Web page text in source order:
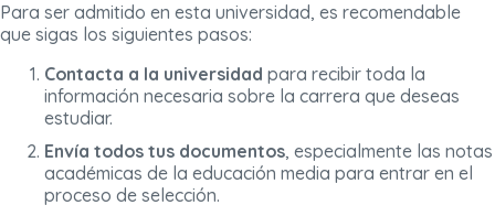
Para ser admitido en esta universidad, es recomendable
que sigas los siguientes pasos:
Contacta a la universidad para recibir toda la
información necesaria sobre la carrera que deseas
estudiar.
Envía todos tus documentos, especialmente las notas
académicas de la educación media para entrar en el
proceso de selección.